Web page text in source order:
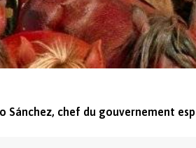
Sánchez, chef du gouvernement